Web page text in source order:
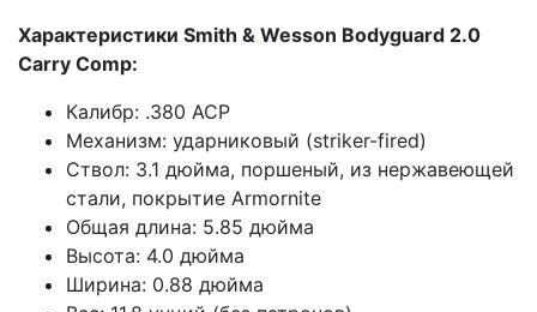
Характеристики Smith & Wesson Bodyguard 2.0
Carry Comp:
Калибр: .380 ACP
Механизм: ударниковый (striker-fired)
Ствол: 3.1 дюйма, поршеный, из нержавеющей
стали, покрытие Armornite
Общая длина: 5.85 дюйма
Высота: 4.0 дюйма
Ширина: 0.88 дюйма